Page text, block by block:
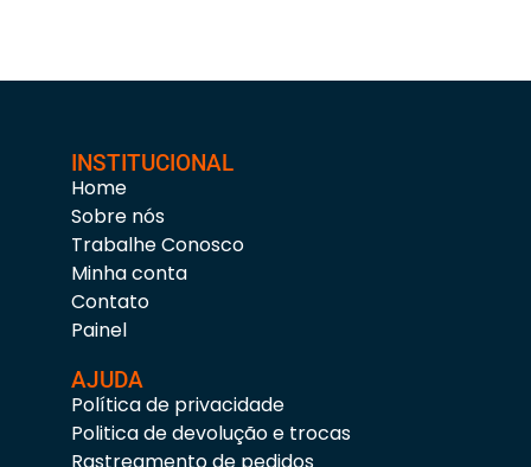
INSTITUCIONAL
Home
Sobre nós
Trabalhe Conosco
Minha conta
Contato
Painel
AJUDA
Política de privacidade
Politica de devolução e trocas
Rastreamento de pedidos